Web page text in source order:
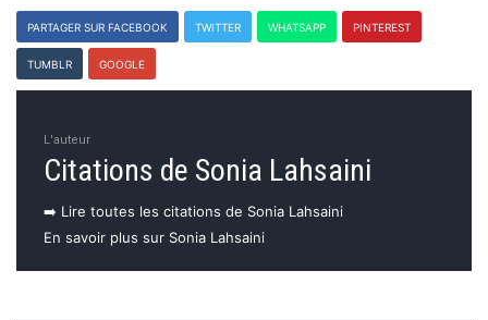
PARTAGER SUR FACEBOOK TWITTER WHATSAPP PINTEREST
TUMBLR GOOGLE
L'auteur
Citations de Sonia Lahsaini
➡️ Lire toutes les citations de Sonia Lahsaini
En savoir plus sur Sonia Lahsaini